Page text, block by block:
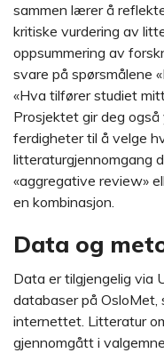
sammen lærer å
kritiske vurdering av
oppsummering av
svare på spørsmålene
«Hva tilfører studiet
Prosjektet gir deg
ferdigheter til å velge
litteraturgjennomgang
«aggregative review»
en kombinasjon.
Data og
Data er tilgjengelig via
databaser på OsloMet,
internettet. Litteratur
gjennomgått i